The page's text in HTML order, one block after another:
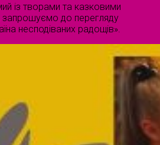
із творами та казковими
до перегляду
несподіваних радощів».